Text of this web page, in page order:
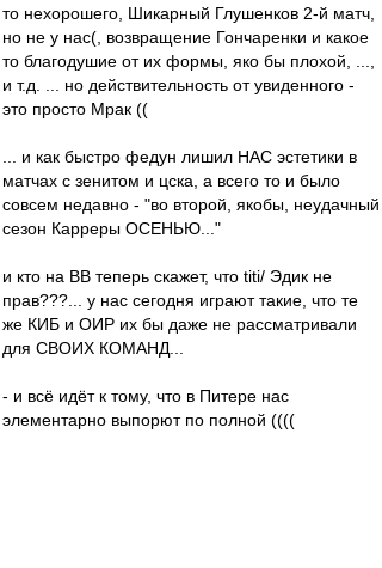
то нехорошего, Шикарный Глушенков 2-й матч,
но не у нас(, возвращение Гончаренки и какое
то благодушие от их формы, яко бы плохой, ...,
и т.д. ... но действительность от увиденного -
это просто Мрак ((
... и как быстро федун лишил НАС эстетики в
матчах с зенитом и цска, а всего то и было
совсем недавно - "во второй, якобы, неудачный
сезон Карреры ОСЕНЬЮ..."
и кто на ВВ теперь скажет, что titi/ Эдик не
прав???... у нас сегодня играют такие, что те
же КИБ и ОИР их бы даже не рассматривали
для СВОИХ КОМАНД...
- и всё идёт к тому, что в Питере нас
элементарно выпорют по полной ((((